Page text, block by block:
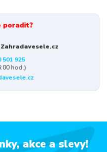
poradit?
501 925
hod.)
akce a slevy!